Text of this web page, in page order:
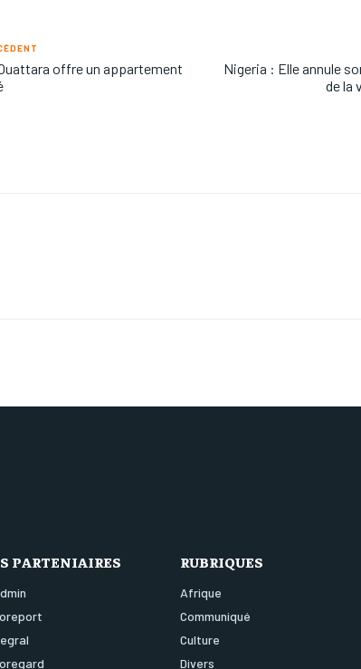
offre un appartement
Nigeria : Elle annule
de la
PARTENIAIRES RUBRIQUES
Afrique
Communiqué
Culture
Divers